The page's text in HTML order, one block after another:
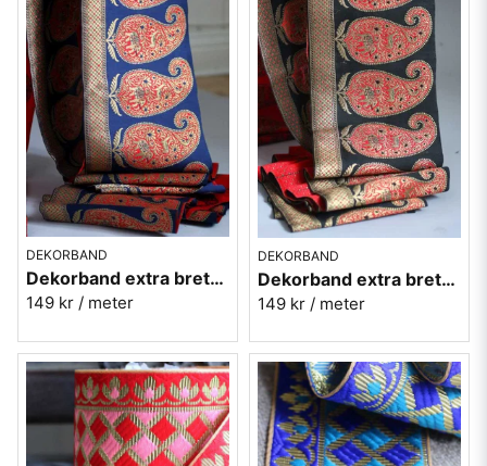
DEKORBAND
Dekorband extra brett med paiselymönster - Blå
149 kr / meter
DEKORBAND
Dekorband extra brett med paiselymönster - Svart
149 kr / meter